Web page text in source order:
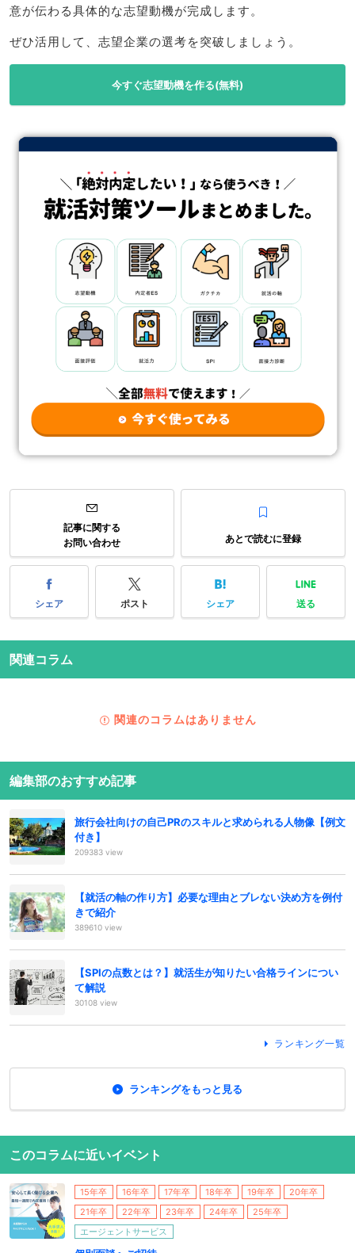
意が伝わる具体的な志望動機が完成します。
ぜひ活用して、志望企業の選考を突破しましょう。
今すぐ志望動機を作る(無料)
記事に関する
お問い合わせ
あとで読むに登録
シェア ポスト シェア 送る
関連コラム
関連のコラムはありません
編集部のおすすめ記事
旅行会社向けの自己PRのスキルと求められる人物像【例文
付き】
209383 view
【就活の軸の作り方】必要な理由とブレない決め方を例付
きで紹介
389610 view
【SPIの点数とは？】就活生が知りたい合格ラインについ
て解説
30108 view
ランキング一覧
ランキングをもっと見る
このコラムに近いイベント
15年卒 16年卒 17年卒 18年卒 19年卒
20年卒
21年卒
22年卒 23年卒 24年卒
25年卒
エージェントサービス